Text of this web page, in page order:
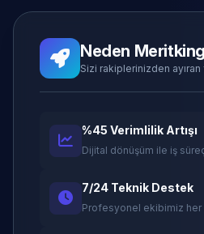
Neden
Sizi rakiplerinizden ayıran
%45 Verimlilik Artışı
Dijital dönüşüm ile iş
7/24 Teknik Destek
Profesyonel ekibimiz her